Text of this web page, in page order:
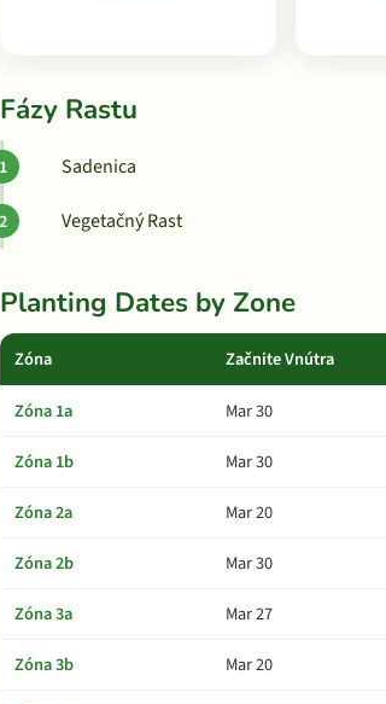
Fázy Rastu
Sadenica
Vegetačný Rast
Planting Dates by Zone
Zóna Začnite Vnútra
Zóna 1a Mar 30
Zóna 1b
Mar 30
Zóna 2a
Mar 20
Zóna 2b
Mar 30
Zóna 3a
Mar 27
Zóna 3b
Mar 20